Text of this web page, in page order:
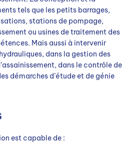
tels que les petits barrages,
stations de pompage,
ou usines de traitement des
Mais aussi à intervenir
dans la gestion des
dans le contrôle de
démarches d’étude et de génie
est capable de :